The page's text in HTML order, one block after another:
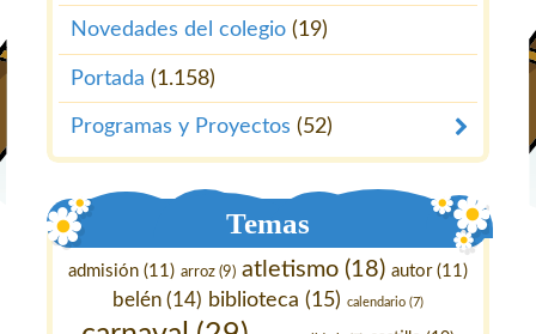
Novedades del colegio (19)
Portada (1.158)
Programas y Proyectos (52)
Temas
admisión (11) arroz (9) atletismo (18) autor(11)
belén (14) biblioteca (15) calendario (7)